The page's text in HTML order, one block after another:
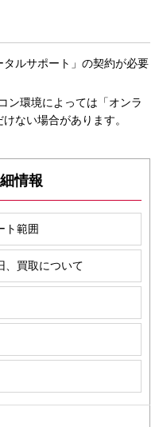
ルサポート」の契約が必要
ン環境によっては「オンラ
ない場合があります。
情報
ト範囲
、買取について